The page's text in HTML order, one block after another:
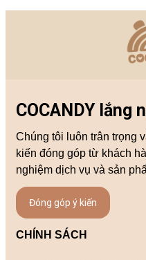
COCANDY lắng
Chúng tôi luôn trân trọng
kiến đóng góp từ khách
nghiệm dịch vụ và sản
Đóng góp ý kiến
CHÍNH SÁCH